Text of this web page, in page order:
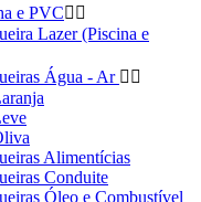
e PVC 
Lazer (Piscina e
Água - Ar  
Alimentícias
Conduite
Óleo e Combustível